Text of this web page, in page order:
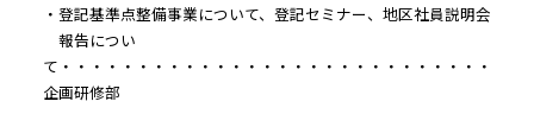
・登記基準点整備事業について、登記セミナー、地区社員説明会
報告につい
て・・・・・・・・・・・・・・・・・・・・・・・・・・・・
企画研修部